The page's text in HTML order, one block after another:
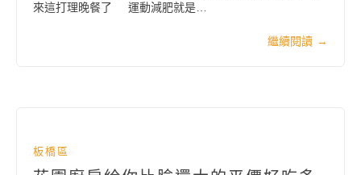
來這打理晚餐了 運動減肥就是…
繼續閱讀 →
板橋區